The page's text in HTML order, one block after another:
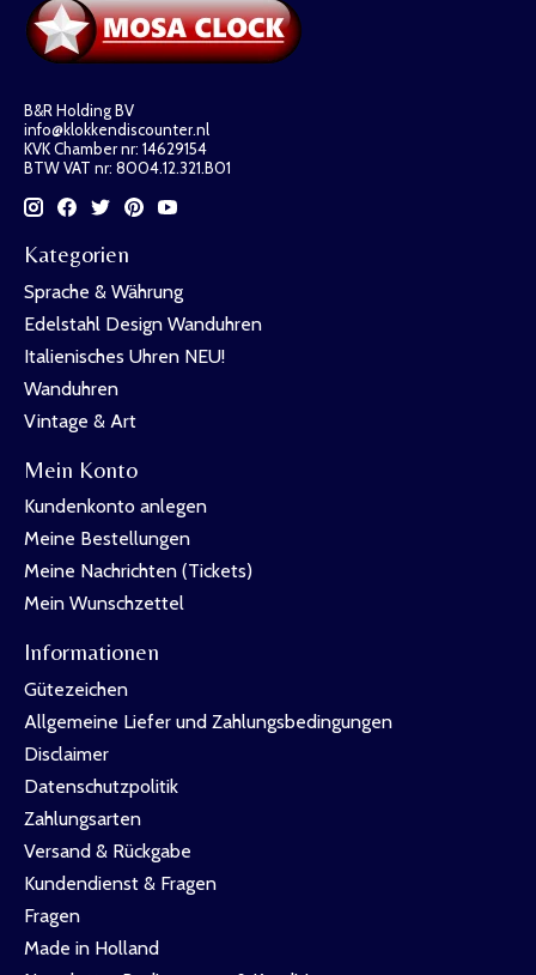
B&R Holding BV
info@klokkendiscounter.nl
KVK Chamber nr: 14629154
BTW VAT nr: 8004.12.321.B01
Kategorien
Sprache & Währung
Edelstahl Design Wanduhren
Italienisches Uhren NEU!
Wanduhren
Vintage & Art
Mein Konto
Kundenkonto anlegen
Meine Bestellungen
Meine Nachrichten (Tickets)
Mein Wunschzettel
Informationen
Gütezeichen
Allgemeine Liefer und Zahlungsbedingungen
Disclaimer
Datenschutzpolitik
Zahlungsarten
Versand & Rückgabe
Kundendienst & Fragen
Fragen
Made in Holland